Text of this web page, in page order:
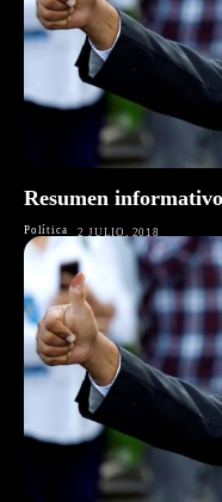
Resumen
Política 2 JULIO, 2018